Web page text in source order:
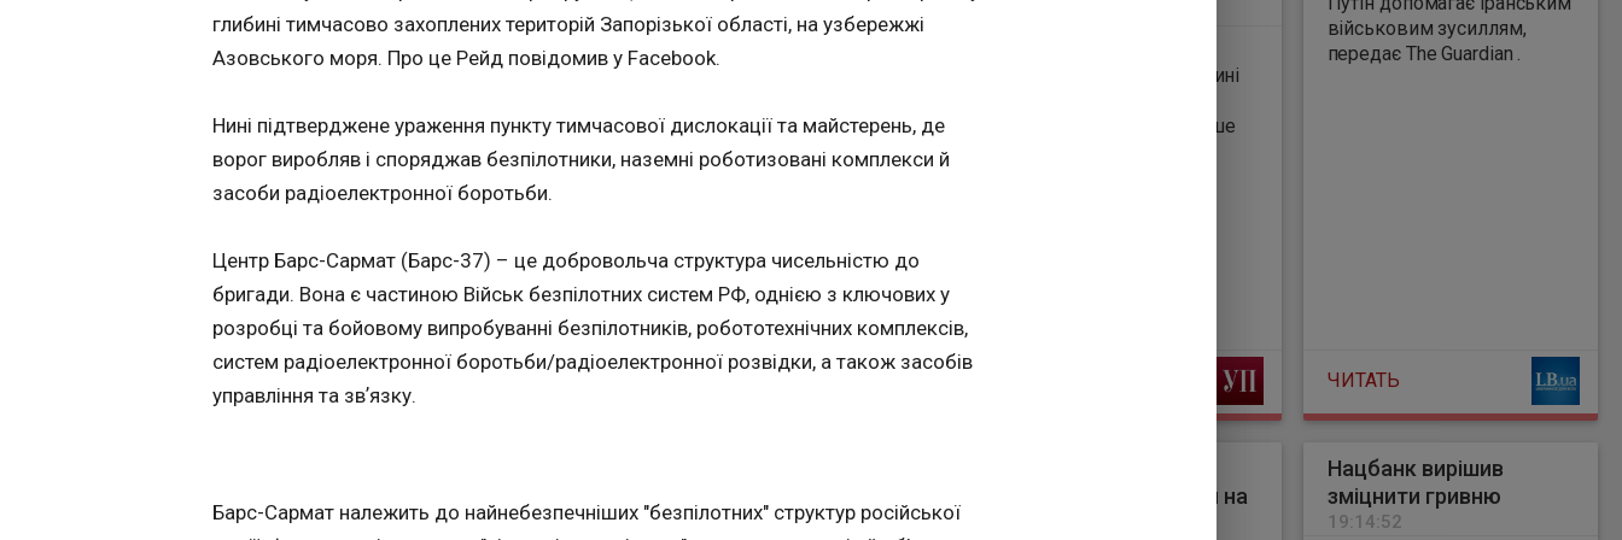
https://t.me/korrespondentnet та WhatsApp
військовим зусиллям,
передає The Guardian .
ЧИТАТЬ
надходження до
бюджету майже 50
19:38:33
ЧИТАТЬ
19:34:11
Франція повідомила про спалахи високопатогенного
пташиного грипу на двох фермах у південно-західній частині
організація охорони здоров’я тварин, передає Reuters , пише
"Європейська правда".
ЧИТАТЬ
спецтрибуналу для РФ
у війні
додаткові мільярди на
Нацбанк вирішив
зміцнити гривню
19:14:52
глибині тимчасово захоплених територій Запорізької області, на узбережжі
Азовського моря. Про це Рейд повідомив у Facebook.
Нині підтверджене ураження пункту тимчасової дислокації та майстерень, де
ворог виробляв і споряджав безпілотники, наземні роботизовані комплекси й
засоби радіоелектронної боротьби.
Центр Барс-Сармат (Барс-37) – це добровольча структура чисельністю до
бригади. Вона є частиною Військ безпілотних систем РФ, однією з ключових у
розробці та бойовому випробуванні безпілотників, робототехнічних комплексів,
систем радіоелектронної боротьби/радіоелектронної розвідки, а також засобів
управління та звʼязку.
Барс-Сармат належить до найнебезпечніших "безпілотних" структур російської